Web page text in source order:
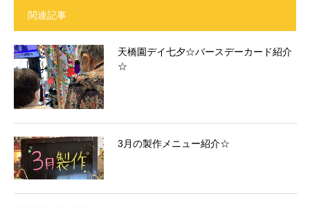
関連記事
天橋園デイ七夕☆バースデーカード紹介
☆
3月の製作メニュー紹介☆